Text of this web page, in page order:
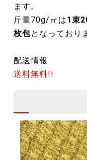
ます。
斤量70g/㎡は1束
枚包となっており
配送情報
送料無料!!